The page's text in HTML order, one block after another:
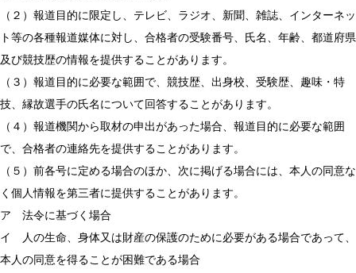
（２）報道目的に限定し、テレビ、ラジオ、新聞、雑誌、インターネッ
ト等の各種報道媒体に対し、合格者の受験番号、氏名、年齢、都道府県
及び競技歴の情報を提供することがあります。
（３）報道目的に必要な範囲で、競技歴、出身校、受験歴、趣味・特
技、縁故選手の氏名について回答することがあります。
（４）報道機関から取材の申出があった場合、報道目的に必要な範囲
で、合格者の連絡先を提供することがあります。
（５）前各号に定める場合のほか、次に掲げる場合には、本人の同意な
く個人情報を第三者に提供することがあります。
ア 法令に基づく場合
イ 人の生命、身体又は財産の保護のために必要がある場合であって、
本人の同意を得ることが困難である場合